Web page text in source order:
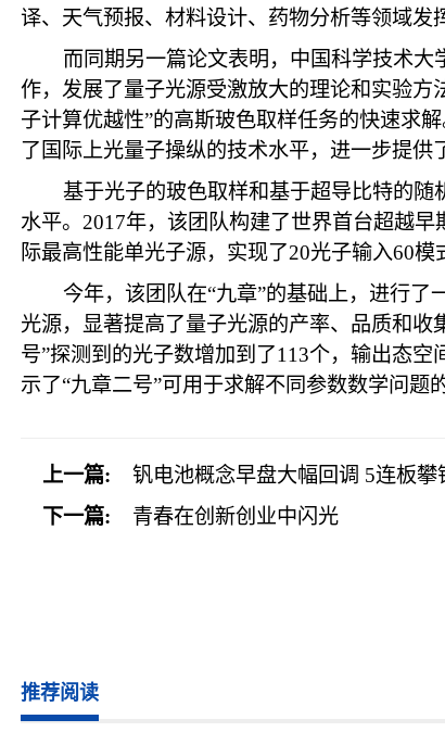
译、天气预报、材料设计、药物分析等领域发
而同期另一篇论文表明，中国科学技术
作，发展了量子光源受激放大的理论和实验方
子计算优越性”的高斯玻色取样任务的快速求
了国际上光量子操纵的技术水平，进一步提供
基于光子的玻色取样和基于超导比特的
水平。2017年，该团队构建了世界首台超越
际最高性能单光子源，实现了20光子输入60模
今年，该团队在“九章”的基础上，进行
光源，显著提高了量子光源的产率、品质和
号”探测到的光子数增加到了113个，输出态
示了“九章二号”可用于求解不同参数数学问题
上一篇:
钒电池概念早盘大幅回调 5连板攀
下一篇:
青春在创新创业中闪光
推荐阅读